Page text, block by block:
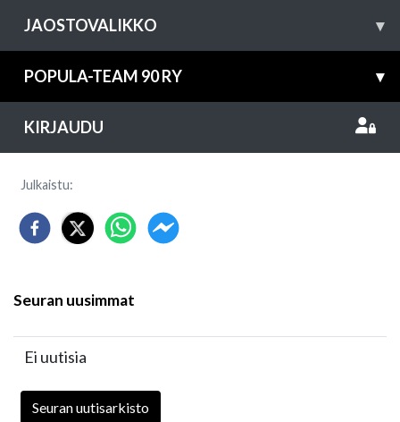
JAOSTOVALIKKO ▾
POPULA-TEAM 90 RY ▾
KIRJAUDU
Julkaistu:
Seuran uusimmat
Ei uutisia
Seuran uutisarkisto